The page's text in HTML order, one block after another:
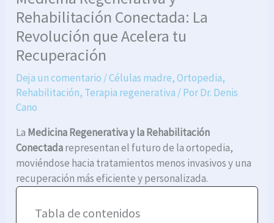
Rehabilitación Conectada: La
Revolución que Acelera tu
Recuperación
Deja un comentario /Células madre,Ortopedia,
Rehabilitación, Terapia regenerativa / PorDr. Denis
Cano
La Medicina Regenerativa y la Rehabilitación
Conectadarepresentan el futuro de la ortopedia,
moviéndose hacia tratamientos menos invasivos y una
recuperación más eficiente y personalizada.
Tabla de contenidos